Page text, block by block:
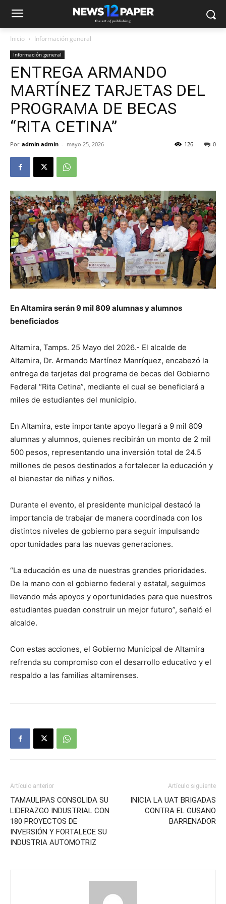
Inicio Información general
Información general
ENTREGA ARMANDO
MARTÍNEZ TARJETAS DEL
PROGRAMA DE BECAS
“RITA CETINA”
Por admin admin - mayo 25, 2026 0
126
En Altamira serán 9 mil 809 alumnas y alumnos
beneficiados
Altamira, Tamps. 25 Mayo del 2026.- El alcalde de
Altamira, Dr. Armando Martínez Manríquez, encabezó la
entrega de tarjetas del programa de becas del Gobierno
Federal “Rita Cetina”, mediante el cual se beneficiará a
miles de estudiantes del municipio.
En Altamira, este importante apoyo llegará a 9 mil 809
alumnas y alumnos, quienes recibirán un monto de 2 mil
500 pesos, representando una inversión total de 24.5
millones de pesos destinados a fortalecer la educación y
el bienestar de niñas y niños.
Durante el evento, el presidente municipal destacó la
importancia de trabajar de manera coordinada con los
distintos niveles de gobierno para seguir impulsando
oportunidades para las nuevas generaciones.
“La educación es una de nuestras grandes prioridades.
De la mano con el gobierno federal y estatal, seguimos
llevando más apoyos y oportunidades para que nuestros
estudiantes puedan construir un mejor futuro”, señaló el
alcalde.
Con estas acciones, el Gobierno Municipal de Altamira
refrenda su compromiso con el desarrollo educativo y el
respaldo a las familias altamirenses.
Artículo anterior
TAMAULIPAS CONSOLIDA SU
LIDERAZGO INDUSTRIAL CON
180 PROYECTOS DE
INVERSIÓN Y FORTALECE SU
INDUSTRIA AUTOMOTRIZ
Artículo siguiente
INICIA LA UAT BRIGADAS
CONTRA EL GUSANO
BARRENADOR